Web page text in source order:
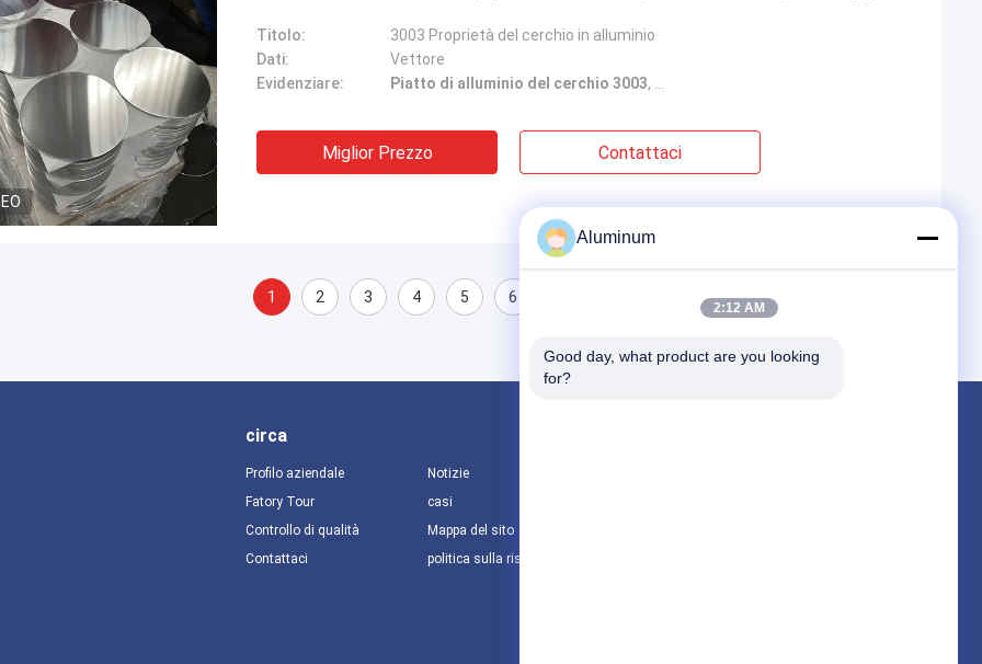
Titolo:
3003 Proprietà del cerchio in alluminio
Dati:
Vettore
Evidenziare:
Piatto di alluminio del cerchio 3003,
Miglior Prezzo Contattaci
1 2 3 4 5 6
circa
Profilo aziendale
Fatory Tour
Controllo di qualità
Contattaci
Notizie
casi
Mappa del sito
politica sulla riservatezza
Aluminum
2:12 AM
Good day, what product are you looking
for?